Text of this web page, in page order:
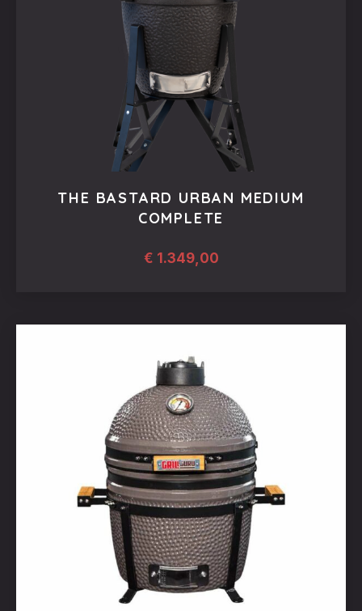
THE BASTARD URBAN MEDIUM
COMPLETE
€ 1.349,00